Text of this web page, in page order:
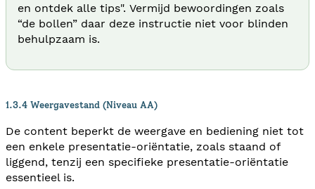
en ontdek alle tips". Vermijd bewoordingen zoals
“de bollen” daar deze instructie niet voor blinden
behulpzaam is.
1.3.4 Weergavestand (Niveau AA)
De content beperkt de weergave en bediening niet tot
een enkele presentatie-oriëntatie, zoals staand of
liggend, tenzij een specifieke presentatie-oriëntatie
essentieel is.